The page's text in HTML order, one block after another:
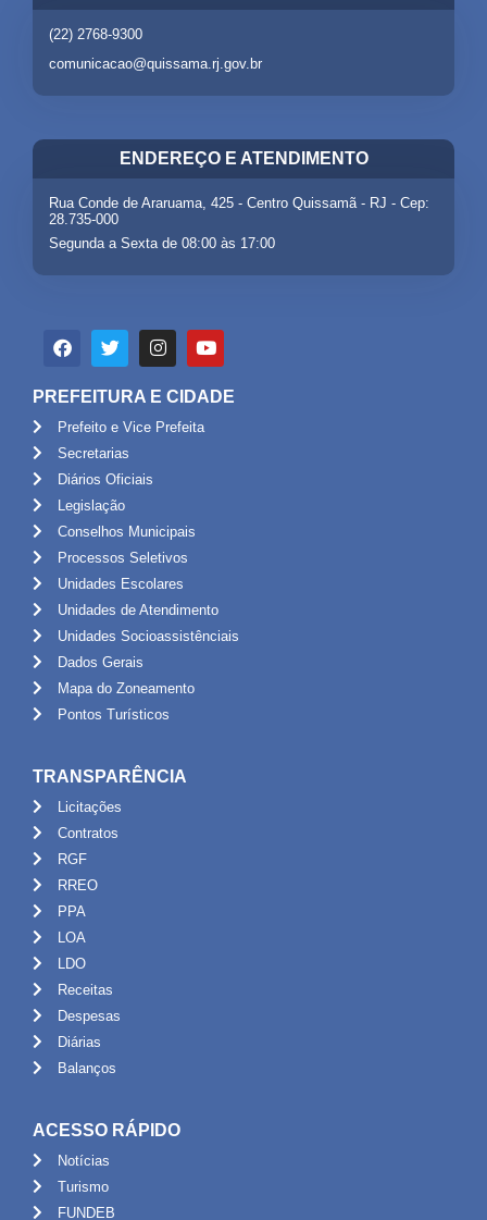
(22) 2768-9300
comunicacao@quissama.rj.gov.br
ENDEREÇO E ATENDIMENTO
Rua Conde de Araruama, 425 - Centro Quissamã - RJ - Cep:
28.735-000
Segunda a Sexta de 08:00 às 17:00
PREFEITURA E CIDADE
Prefeito e Vice Prefeita
Secretarias
Diários Oficiais
Legislação
Conselhos Municipais
Processos Seletivos
Unidades Escolares
Unidades de Atendimento
Unidades Socioassistênciais
Dados Gerais
Mapa do Zoneamento
Pontos Turísticos
TRANSPARÊNCIA
Licitações
Contratos
RGF
RREO
PPA
LOA
LDO
Receitas
Despesas
Diárias
Balanços
ACESSO RÁPIDO
Notícias
Turismo
FUNDEB